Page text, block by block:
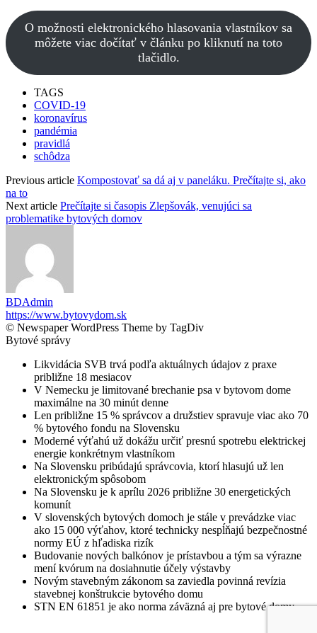
O možnosti elektronického hlasovania vlastníkov sa
môžete viac dočítať v článku po kliknutí na toto
tlačidlo.
TAGS
COVID-19
koronavírus
pandémia
pravidlá
schôdza
Previous article Kompostovať sa dá aj v paneláku. Prečítajte si, ako
na to
Next article Prečítajte si časopis Zlepšovák, venujúci sa
problematike bytových domov
BDAdmin
https://www.bytovydom.sk
© Newspaper WordPress Theme by TagDiv
Bytové správy
Likvidácia SVB trvá podľa aktuálnych údajov z praxe
približne 18 mesiacov
V Nemecku je limitované brechanie psa v bytovom dome
maximálne na 30 minút denne
Len približne 15 % správcov a družstiev spravuje viac ako 70
% bytového fondu na Slovensku
Moderné výťahú už dokážu určiť presnú spotrebu elektrickej
energie konkrétnym vlastníkom
Na Slovensku pribúdajú správcovia, ktorí hlasujú už len
elektronickým spôsobom
Na Slovensku je k aprílu 2026 približne 30 energetických
komunít
V slovenských bytových domoch je stále v prevádzke viac
ako 15 000 výťahov, ktoré technicky nespĺňajú bezpečnostné
normy EÚ z hľadiska rizík
Budovanie nových balkónov je prístavbou a tým sa výrazne
mení kvórum na dosiahnutie účely výstavby
Novým stavebným zákonom sa zaviedla povinná revízia
stavebnej konštrukcie bytového domu
STN EN 61851 je ako norma záväzná aj pre bytové domy